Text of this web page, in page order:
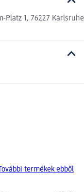
Platz 1, 76227 Karlsruhe
További termékek ebből